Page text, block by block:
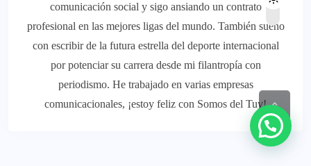
comunicación social y sigo ansiando un contrato
profesional en las mejores ligas del mundo. También sueño
con escribir de la futura estrella del deporte internacional
por potenciar su carrera desde mi filantropía con
periodismo. He trabajado en varias empresas
comunicacionales, ¡estoy feliz con Somos del Tuy!